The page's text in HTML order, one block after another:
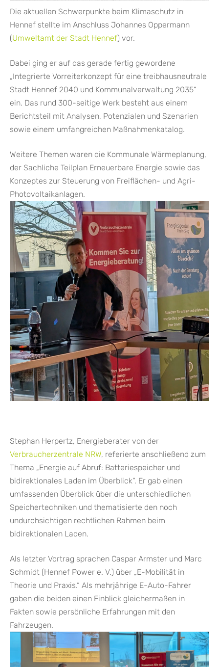
Die aktuellen Schwerpunkte beim Klimaschutz in
Hennef stellte im Anschluss Johannes Oppermann
(Umweltamt der Stadt Hennef) vor.
Dabei ging er auf das gerade fertig gewordene
„Integrierte Vorreiterkonzept für eine treibhausneutrale
Stadt Hennef 2040 und Kommunalverwaltung 2035“
ein. Das rund 300-seitige Werk besteht aus einem
Berichtsteil mit Analysen, Potenzialen und Szenarien
sowie einem umfangreichen Maßnahmenkatalog.
Weitere Themen waren die Kommunale Wärmeplanung,
der Sachliche Teilplan Erneuerbare Energie sowie das
Konzeptes zur Steuerung von Freiflächen- und Agri-
Photovoltaikanlagen.
Stephan Herpertz, Energieberater von der
Verbraucherzentrale NRW, referierte anschließend zum
Thema „Energie auf Abruf: Batteriespeicher und
bidirektionales Laden im Überblick“. Er gab einen
umfassenden Überblick über die unterschiedlichen
Speichertechniken und thematisierte den noch
undurchsichtigen rechtlichen Rahmen beim
bidirektionalen Laden.
Als letzter Vortrag sprachen Caspar Armster und Marc
Schmidt (Hennef Power e. V.) über „E-Mobilität in
Theorie und Praxis.“ Als mehrjährige E-Auto-Fahrer
gaben die beiden einen Einblick gleichermaßen in
Fakten sowie persönliche Erfahrungen mit den
Fahrzeugen.